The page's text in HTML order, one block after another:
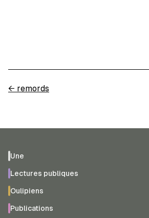
← remords
Une
Lectures publiques
Oulipiens
Publications